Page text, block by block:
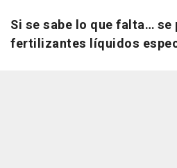
Si se sabe lo que falta… se
fertilizantes líquidos